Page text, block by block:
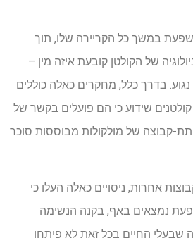
במשך כל הקריירה שלו, תוך
של הקולטן קובעת איזה מין –
נגוע. בדרך כלל, מחקרים כאלה כוללים
שידוע כי הם פועלים בקשר של
קבוצה של מולקולות מבוססות סוכר
אחרות, ניסויים כאלה העלו כי
נמצאים באף, בקנה הנשימה
שבעלי החיים בכל זאת לא פיתחו